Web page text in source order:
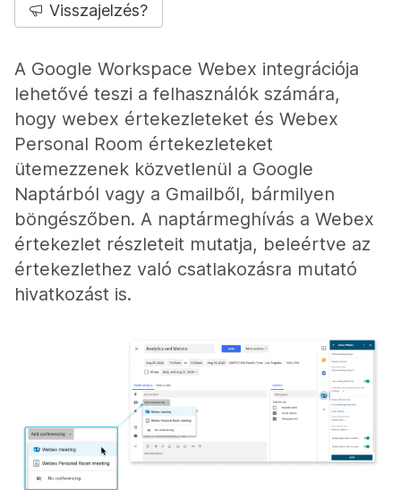
Visszajelzés?
A Google Workspace Webex integrációja
lehetővé teszi a felhasználók számára,
hogy webex értekezleteket és Webex
Personal Room értekezleteket
ütemezzenek közvetlenül a Google
Naptárból vagy a Gmailből, bármilyen
böngészőben. A naptármeghívás a Webex
értekezlet részleteit mutatja, beleértve az
értekezlethez való csatlakozásra mutató
hivatkozást is.